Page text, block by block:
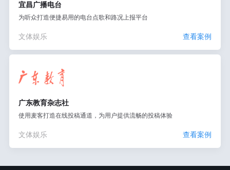
宜昌广播电台
为听众打造便捷易用的电台点歌和路况上报平台
文体娱乐 查看案例
广东教育杂志社
使用麦客打造在线投稿通道，为用户提供流畅的投稿体验
文体娱乐 查看案例